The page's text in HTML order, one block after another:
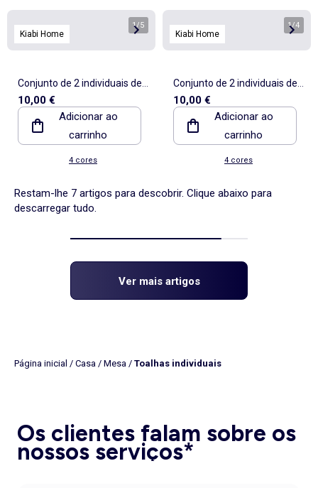
Kiabi Home
1/5
Conjunto de 2 individuais de
mesa (32x45 cm) com
folhos
10,00 €
Adicionar ao
carrinho
4 cores
Kiabi Home
1/4
Conjunto de 2 individuais de
mesa (32x45 cm) com
folhos
10,00 €
Adicionar ao
carrinho
4 cores
Restam-lhe 7 artigos para descobrir. Clique abaixo para
descarregar tudo.
Ver mais artigos
Página inicial / Casa / Mesa / Toalhas individuais
Os clientes falam sobre os
nossos serviços*